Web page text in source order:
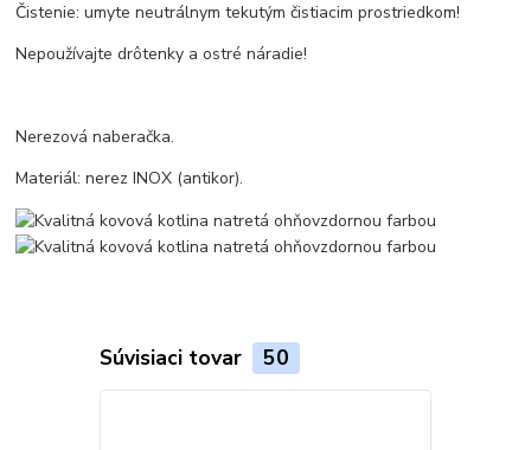
Čistenie: umyte neutrálnym tekutým čistiacim prostriedkom!
Nepoužívajte drôtenky a ostré náradie!
Nerezová naberačka.
Materiál: nerez INOX (antikor).
Súvisiaci tovar 50